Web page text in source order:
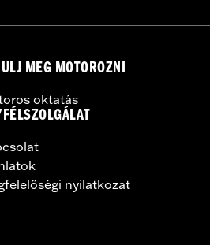
MEG MOTOROZNI
oktatás
nyilatkozat